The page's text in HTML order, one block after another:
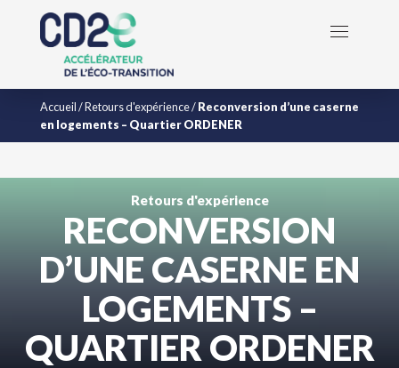
Accueil/Retours d'expérience/Reconversion d’une caserne
en logements – Quartier ORDENER
Retours d'expérience
RECONVERSION
D’UNE CASERNE EN
LOGEMENTS –
QUARTIER ORDENER